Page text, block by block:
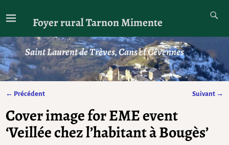
Foyer rural Tarnon Mimente
Saint Laurent de Trèves, Cans et Cévennes
← Précédent Suivant →
Cover image for EME event
‘Veillée chez l’habitant à Bougès’